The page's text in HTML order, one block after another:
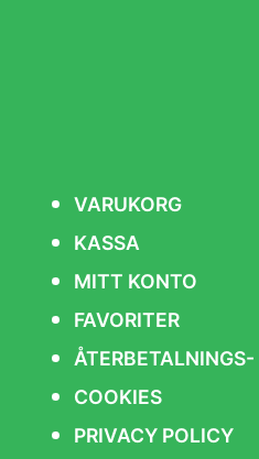
VARUKORG
KASSA
MITT KONTO
FAVORITER
COOKIES
PRIVACY POLICY